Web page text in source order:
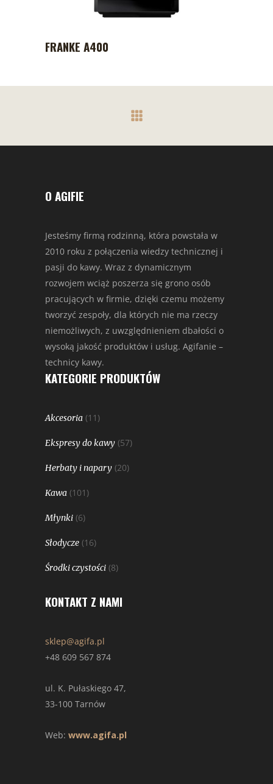
FRANKE A400
O AGIFIE
Jesteśmy firmą rodzinną, która powstała w
2010 roku z połączenia wiedzy technicznej i
pasji do kawy. Wraz z dynamicznym
rozwojem wciąż poszerza się grono osób
pracujących w firmie, dzięki czemu możemy
tworzyć zespoły, dla których nie ma rzeczy
niemożliwych, z uwzględnieniem dbałości o
wysoką jakość produktów i usług. Agifanie –
technicy kawy.
KATEGORIE PRODUKTÓW
Akcesoria (11)
Ekspresy do kawy (57)
Herbaty i napary (20)
Kawa (101)
Młynki (6)
Słodycze (16)
Środki czystości (8)
KONTAKT Z NAMI
sklep@agifa.pl
+48 609 567 874
ul. K. Pułaskiego 47,
33-100 Tarnów
Web: www.agifa.pl